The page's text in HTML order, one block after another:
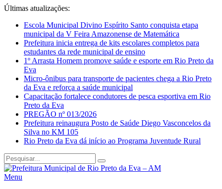
Últimas atualizações:
Escola Municipal Divino Espírito Santo conquista etapa
municipal da V Feira Amazonense de Matemática
Prefeitura inicia entrega de kits escolares completos para
estudantes da rede municipal de ensino
1º Arrasta Homem promove saúde e esporte em Rio Preto da
Eva
Micro-ônibus para transporte de pacientes chega a Rio Preto
da Eva e reforça a saúde municipal
Capacitação fortalece condutores de pesca esportiva em Rio
Preto da Eva
PREGÃO nº 013/2026
Prefeitura reinaugura Posto de Saúde Diego Vasconcelos da
Silva no KM 105
Rio Preto da Eva dá início ao Programa Juventude Rural
Menu